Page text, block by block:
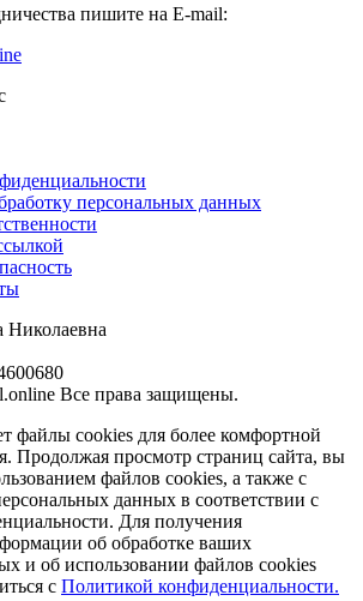
пишите на E-mail:
персональных данных
Все права защищены.
файлы cookies для более комфортной
Продолжая просмотр страниц сайта, вы
файлов cookies, а также с
данных в соответствии с
Для получения
об обработке ваших
и об использовании файлов cookies
с Политикой конфиденциальности.